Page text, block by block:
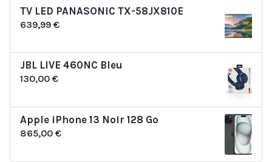
TV LED PANASONIC TX-58JX810E
639,99 €
JBL LIVE 460NC Bleu
130,00 €
Apple iPhone 13 Noir 128 Go
865,00 €